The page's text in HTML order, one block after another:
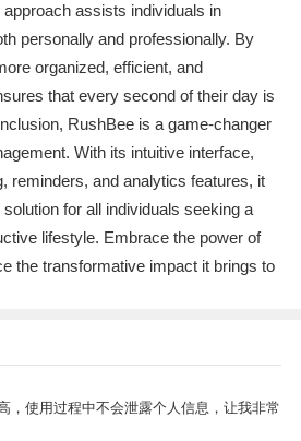
assists individuals in
personally and professionally. By
organized, efficient, and
that every second of their day is
RushBee is a game-changer
With its intuitive interface,
reminders, and analytics features, it
for all individuals seeking a
lifestyle. Embrace the power of
the transformative impact it brings to
，使用过程中不会泄露个人信息，让我非常